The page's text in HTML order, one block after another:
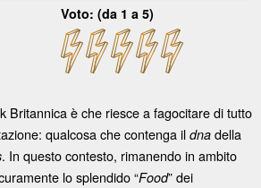
Voto: (da 1 a 5)
Britannica è che riesce a fagocitare di tutto
qualcosa che contenga il dna della
. In questo contesto, rimanendo in ambito
lo splendido “Food” dei